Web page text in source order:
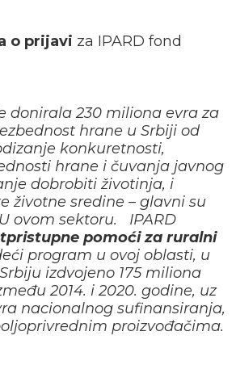
o prijavi za IPARD fond
donirala 230 miliona evra za
hrane u Srbiji od
konkuretnosti,
hrane i čuvanja javnog
dobrobiti životinja, i
životne sredine – glavni su
ovom sektoru.
IPARD
pomoći za ruralni
program u ovoj oblasti, u
izdvojeno 175 miliona
2014. i 2020. godine, uz
nacionalnog sufinansiranja,
proizvođačima.